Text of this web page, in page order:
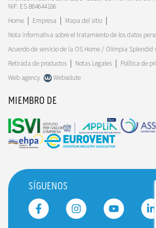
NIF: ES B84644186
Home
Empresa
Mapa del sitio
Nota informativa sobre el tratamiento de los datos
Acuerdo de servicio de la OS Home / Olimpia Splendid
Retirada de productos
Notas Legales
Política de
Web agency
Websolute
MIEMBRO DE
SÍGUENOS